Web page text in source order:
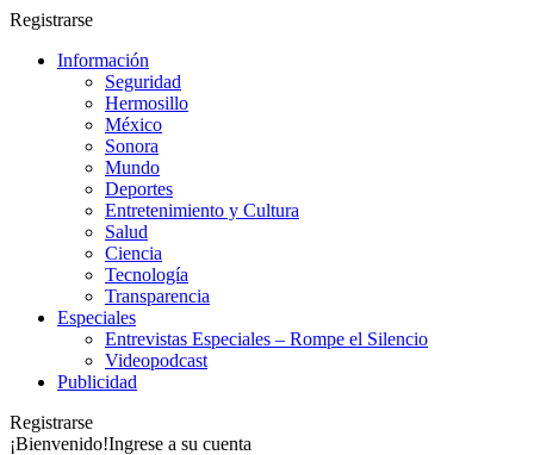
Registrarse
Información
Seguridad
Hermosillo
México
Sonora
Mundo
Deportes
Entretenimiento y Cultura
Salud
Ciencia
Tecnología
Transparencia
Especiales
Entrevistas Especiales – Rompe el Silencio
Videopodcast
Publicidad
Registrarse
¡Bienvenido!Ingrese a su cuenta